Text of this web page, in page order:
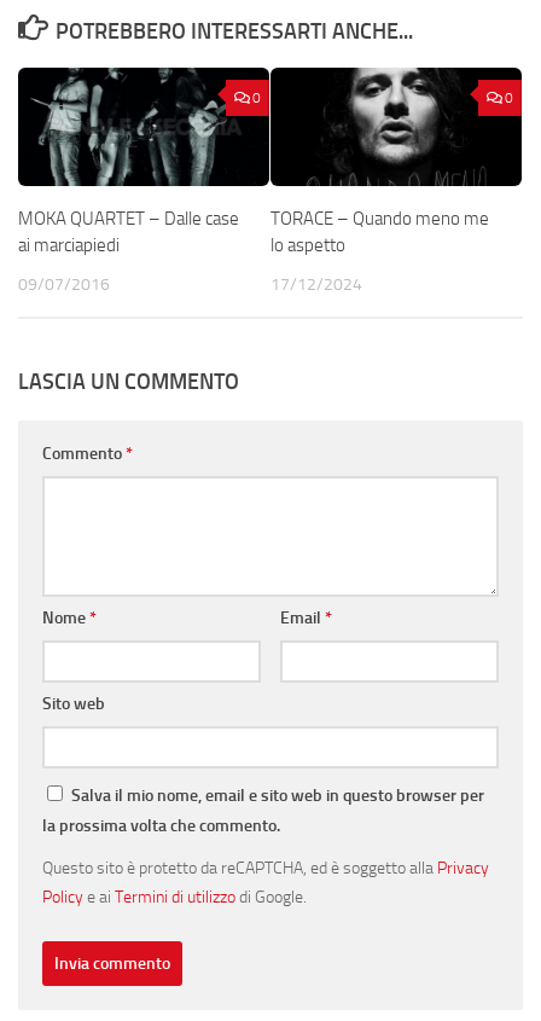
POTREBBERO INTERESSARTI ANCHE...
0
MOKA QUARTET – Dalle case
ai marciapiedi
09/07/2016
0
TORACE – Quando meno me
lo aspetto
17/12/2024
LASCIA UN COMMENTO
Commento*
Nome* Email *
Sito web
Salva il mio nome, email e sito web in questo browser per
la prossima volta che commento.
Questo sito è protetto da reCAPTCHA, ed è soggetto alla Privacy
Policye ai Termini di utilizzodi Google.